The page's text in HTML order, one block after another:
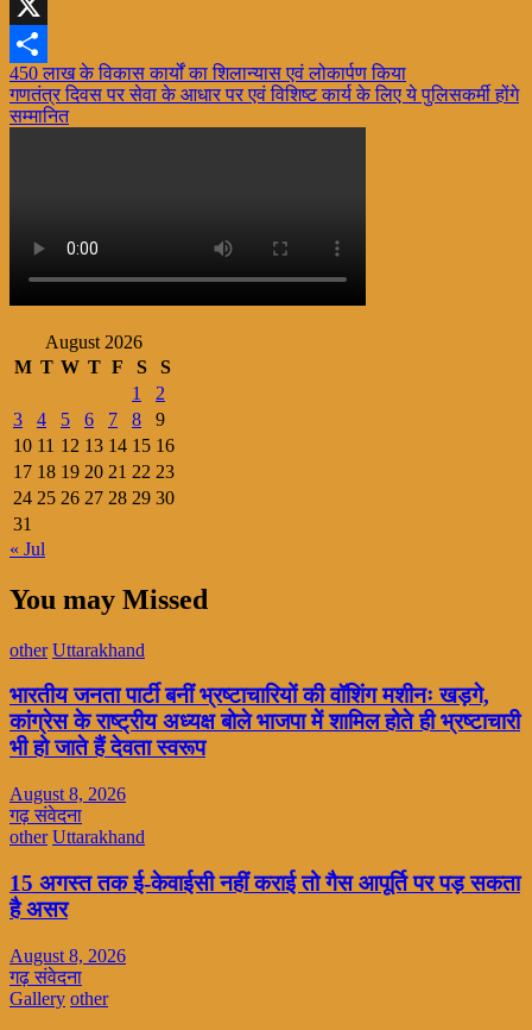
WhatsApp
X
Share
Post
navigation
450 लाख के विकास कार्यों का शिलान्यास एवं लोकार्पण किया
गणतंत्र दिवस पर सेवा के आधार पर एवं विशिष्ट कार्य के लिए ये पुलिसकर्मी होंगे
सम्मानित
August 2026
M T W T F S
S
1
2
3
4 5 6 7 8
9
10 11 12 13 14 15 16
17 18 19 20 21 22 23
24 25 26 27 28 29 30
31
« Jul
You may Missed
other Uttarakhand
भारतीय जनता पार्टी बनीं भ्रष्टाचारियों की वॉशिंग मशीनः खड़गे,
कांग्रेस के राष्ट्रीय अध्यक्ष बोले भाजपा में शामिल होते ही भ्रष्टाचारी
भी हो जाते हैं देवता स्वरूप
August 8, 2026
गढ़ संवेदना
other Uttarakhand
15 अगस्त तक ई-केवाईसी नहीं कराई तो गैस आपूर्ति पर पड़ सकता
है असर
August 8, 2026
गढ़ संवेदना
Gallery other